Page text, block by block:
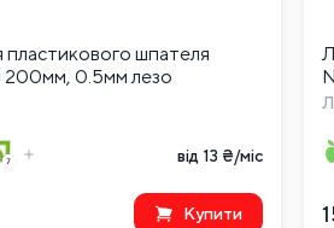
пластикового шпателя
200мм, 0.5мм лезо
від 13 ₴/міс
Купити